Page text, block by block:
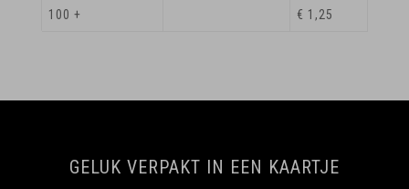
100 + € 1,25
GELUK VERPAKT IN EEN KAARTJE